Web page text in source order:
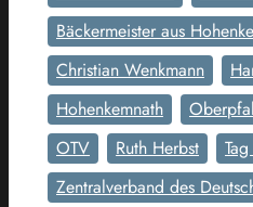
Bäckermeister aus
Christian Wenkmann
Hohenkemnath
OTV
Ruth Herbst
Zentralverband des